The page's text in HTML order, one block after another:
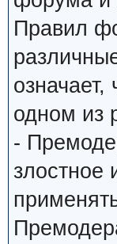
Правил
одном из
-
злостное